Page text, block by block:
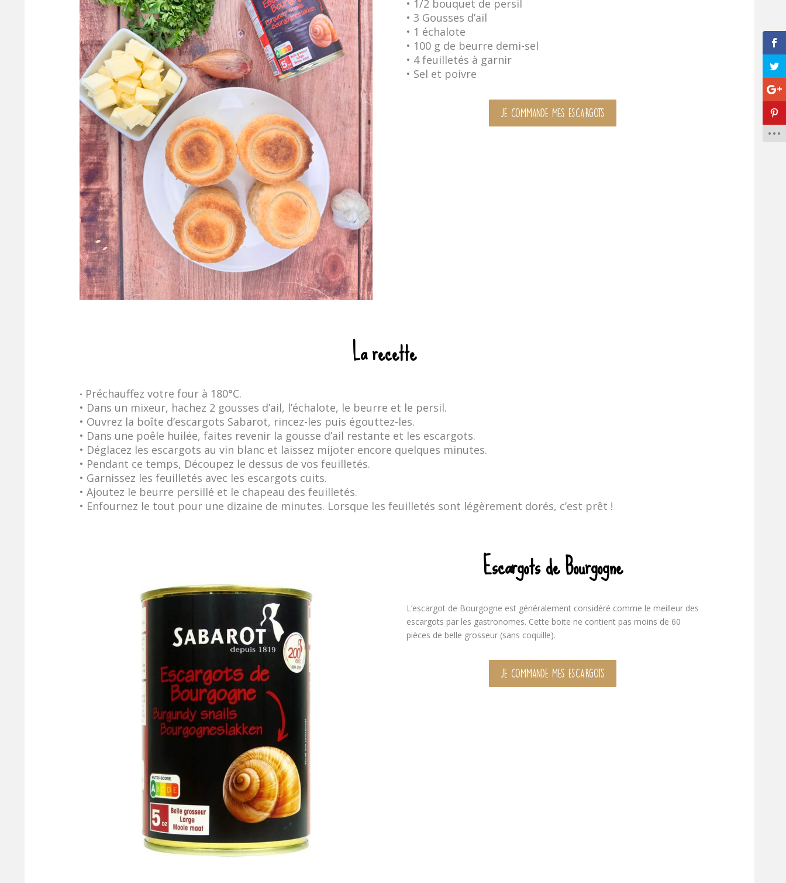
• 1/2 bouquet de persil
• 3 Gousses d’ail
• 1 échalote
• 100 g de beurre demi-sel
• 4 feuilletés à garnir
• Sel et poivre
JE COMMANDE MES ESCARGOTS
La recette
• Préchauffez votre four à 180°C.
• Dans un mixeur, hachez 2 gousses d’ail, l’échalote, le beurre et le persil.
• Ouvrez la boîte d’escargots Sabarot, rincez-les puis égouttez-les.
• Dans une poêle huilée, faites revenir la gousse d’ail restante et les escargots.
• Déglacez les escargots au vin blanc et laissez mijoter encore quelques minutes.
• Pendant ce temps, Découpez le dessus de vos feuilletés.
• Garnissez les feuilletés avec les escargots cuits.
• Ajoutez le beurre persillé et le chapeau des feuilletés.
• Enfournez le tout pour une dizaine de minutes. Lorsque les feuilletés sont légèrement dorés, c’est prêt !
Escargots de Bourgogne
L’escargot de Bourgogne est généralement considéré comme le meilleur des
escargots par les gastronomes. Cette boite ne contient pas moins de 60
pièces de belle grosseur (sans coquille).
JE COMMANDE MES ESCARGOTS